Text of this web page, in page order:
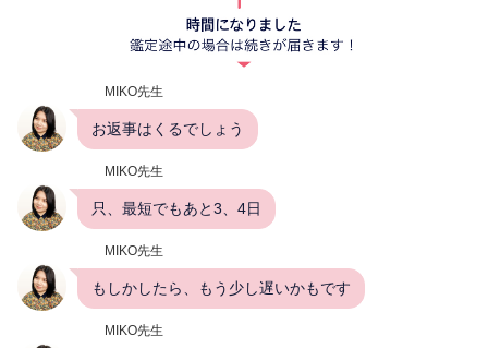
MIKO先生
お返事はくるでしょう
MIKO先生
只、最短でもあと3、4日
MIKO先生
もしかしたら、もう少し遅いかもです
MIKO先生